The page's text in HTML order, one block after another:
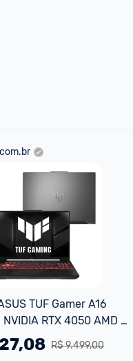
TUF Gamer A16
NVIDIA RTX 4050 AMD
RAM 512GB SSD Linux
IPS FHD 144Hz-RL035
R$ 9.499,00